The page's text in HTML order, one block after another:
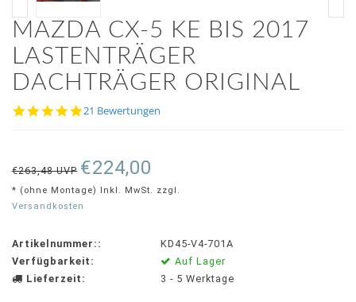
MAZDA CX-5 KE BIS 2017
LASTENTRÄGER
DACHTRÄGER ORIGINAL
4.8
21 Bewertungen
€263,48 UVP €224,00
* (ohne Montage) Inkl. MwSt. zzgl.
Versandkosten
Artikelnummer::
KD45-V4-701A
Verfügbarkeit:
Auf Lager
Lieferzeit:
3 - 5 Werktage